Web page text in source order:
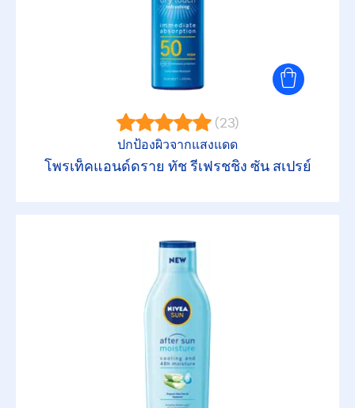
ให้สัมผัสแห้งบางเบา
ไม่เหนอะหนะ
บำรุงผิวหลังออกแดด
(23)
ปกป้องผิวจากแสงแดด
โพรเท็คแอนด์ดราย ทัช รีเฟรชชิ่ง ซัน สเปรย์